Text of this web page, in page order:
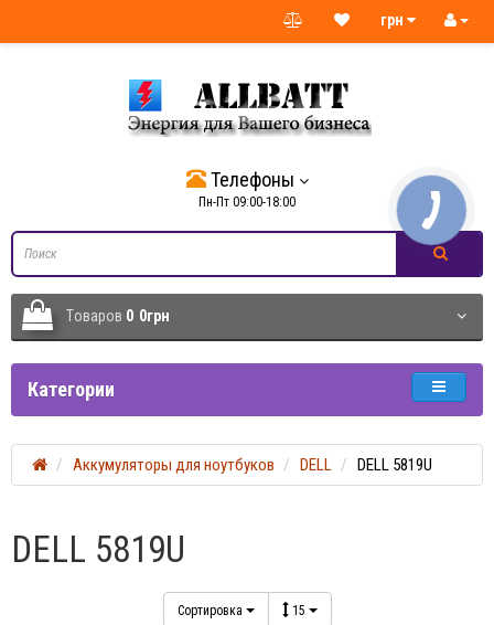
грн
Телефоны
Пн-Пт 09:00-18:00
Tоваров 0 0грн
Категории
Аккумуляторы для ноутбуков DELL DELL 5819U
DELL 5819U
Сортировка 15